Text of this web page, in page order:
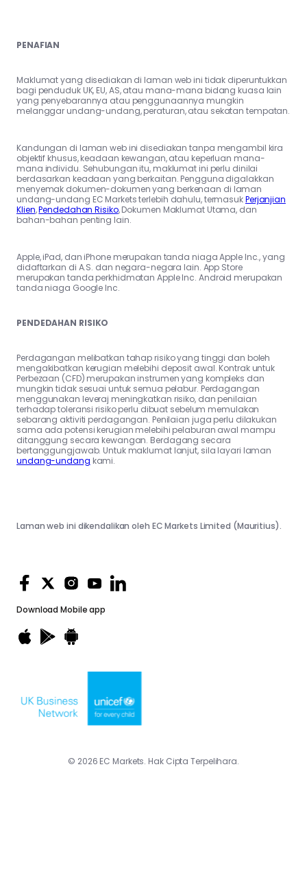
PENAFIAN
Maklumat yang disediakan di laman web ini tidak diperuntukkan
bagi penduduk UK, EU, AS, atau mana-mana bidang kuasa lain
yang penyebarannya atau penggunaannya mungkin
melanggar undang-undang, peraturan, atau sekatan tempatan.
Kandungan di laman web ini disediakan tanpa mengambil kira
objektif khusus, keadaan kewangan, atau keperluan mana-
mana individu. Sehubungan itu, maklumat ini perlu dinilai
berdasarkan keadaan yang berkaitan. Pengguna digalakkan
menyemak dokumen-dokumen yang berkenaan di laman
undang-undang EC Markets terlebih dahulu, termasukPerjanjian
Klien,Pendedahan Risiko, Dokumen Maklumat Utama, dan
bahan-bahan penting lain.
Apple, iPad, dan iPhone merupakan tanda niaga Apple Inc., yang
didaftarkan di A.S. dan negara-negara lain. App Store
merupakan tanda perkhidmatan Apple Inc. Android merupakan
tanda niaga Google Inc.
PENDEDAHAN RISIKO
Perdagangan melibatkan tahap risiko yang tinggi dan boleh
mengakibatkan kerugian melebihi deposit awal. Kontrak untuk
Perbezaan (CFD) merupakan instrumen yang kompleks dan
mungkin tidak sesuai untuk semua pelabur. Perdagangan
menggunakan leveraj meningkatkan risiko, dan penilaian
terhadap toleransi risiko perlu dibuat sebelum memulakan
sebarang aktiviti perdagangan. Penilaian juga perlu dilakukan
sama ada potensi kerugian melebihi pelaburan awal mampu
ditanggung secara kewangan. Berdagang secara
bertanggungjawab. Untuk maklumat lanjut, sila layari laman
undang-undang kami.
Download Mobile app
Laman web ini dikendalikan oleh EC Markets Limited (Mauritius).
© 2026 EC Markets. Hak Cipta Terpelihara.